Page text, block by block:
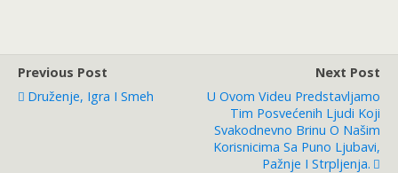
Previous Post
Druženje, Igra I Smeh
Next Post
U Ovom Videu Predstavljamo
Tim Posvećenih Ljudi Koji
Svakodnevno Brinu O Našim
Korisnicima Sa Puno Ljubavi,
Pažnje I Strpljenja.